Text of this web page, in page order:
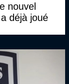
nouvel
déjà joué